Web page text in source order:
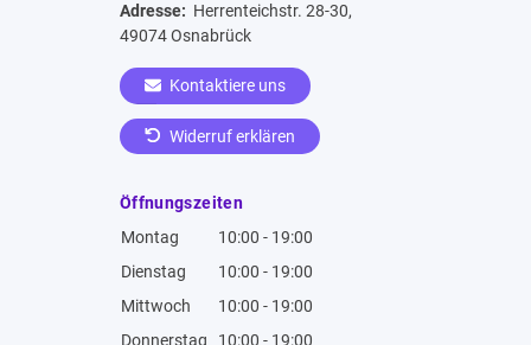
Adresse: Herrenteichstr. 28-30,
49074 Osnabrück
Kontaktiere uns
Widerruf erklären
Öffnungszeiten
Montag
10:00 - 19:00
Dienstag
10:00 - 19:00
Mittwoch
10:00 - 19:00
Donnerstag
10:00 - 19:00